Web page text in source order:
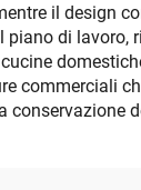
il design
piano di lavoro,
commerciali
conservazione